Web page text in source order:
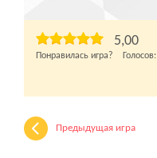
5,00
Понравилась игра? Голосов:
Предыдущая игра